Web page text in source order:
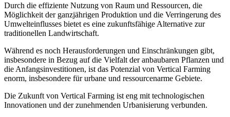
Durch die effiziente Nutzung von Raum und Ressourcen, die
Möglichkeit der ganzjährigen Produktion und die Verringerung des
Umwelteinflusses bietet es eine zukunftsfähige Alternative zur
traditionellen Landwirtschaft.
Während es noch Herausforderungen und Einschränkungen gibt,
insbesondere in Bezug auf die Vielfalt der anbaubaren Pflanzen und
die Anfangsinvestitionen, ist das Potenzial von Vertical Farming
enorm, insbesondere für urbane und ressourcenarme Gebiete.
Die Zukunft von Vertical Farming ist eng mit technologischen
Innovationen und der zunehmenden Urbanisierung verbunden.